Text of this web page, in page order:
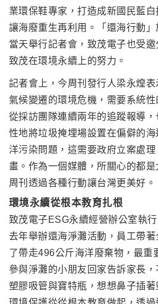
業環保鞋專家，打造成新國民藍白
讓海廢重生再利用。「還海行動
當天舉行記者會，致茂電子也受
致茂在環境永續上的努力。
記者會上，今周刊發行人梁永煌
氣候變遷的環境危機，需要系統性
從採訪團隊連續兩年的追蹤報導
性地將垃圾掩埋場設置在偏僻的
洋污染問題，這需要政府立案處
畫。作為一個媒體，所關心的都
周刊透過各種行動讓台灣更美好。
環境永續從根本教育扎根
致茂電子ESG永續經營辦公室執
去年舉辦還海淨灘活動，員工帶
了帶走496公斤海洋廢棄物，最重
參與淨灘的小朋友回家告訴家長
塑膠吸管與寶特瓶，想想鼻子插著